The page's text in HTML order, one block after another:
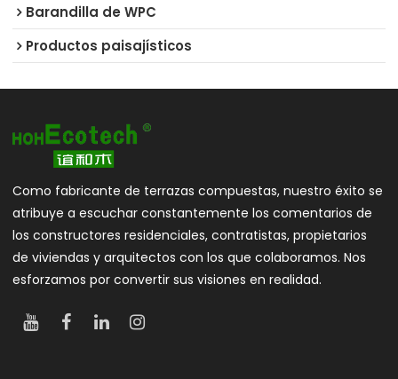
Barandilla de WPC
Productos paisajísticos
Como fabricante de terrazas compuestas, nuestro éxito se
atribuye a escuchar constantemente los comentarios de
los constructores residenciales, contratistas, propietarios
de viviendas y arquitectos con los que colaboramos. Nos
esforzamos por convertir sus visiones en realidad.